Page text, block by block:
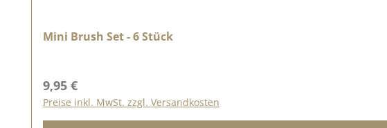
Mini Brush Set - 6 Stück
Regulärer Preis:
9,95 €
Preise inkl. MwSt. zzgl. Versandkosten